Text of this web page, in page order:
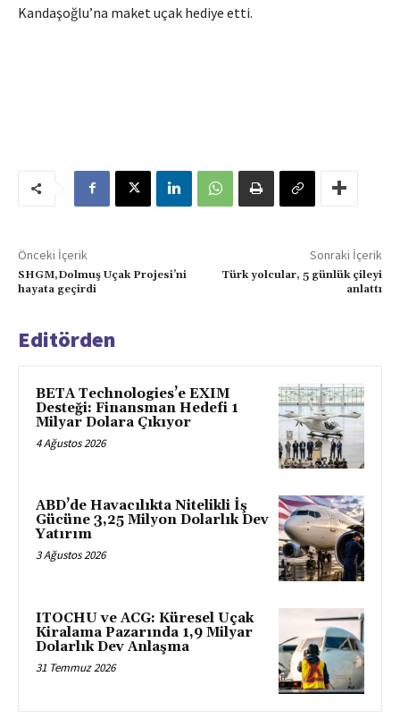
Kandaşoğlu’na maket uçak hediye etti.
Önceki İçerik
SHGM,Dolmuş Uçak Projesi’ni
hayata geçirdi
Sonraki İçerik
Türk yolcular, 5 günlük çileyi
anlattı
Editörden
BETA Technologies’e EXIM
Desteği: Finansman Hedefi 1
Milyar Dolara Çıkıyor
4 Ağustos 2026
ABD’de Havacılıkta Nitelikli İş
Gücüne 3,25 Milyon Dolarlık Dev
Yatırım
3 Ağustos 2026
ITOCHU ve ACG: Küresel Uçak
Kiralama Pazarında 1,9 Milyar
Dolarlık Dev Anlaşma
31 Temmuz 2026